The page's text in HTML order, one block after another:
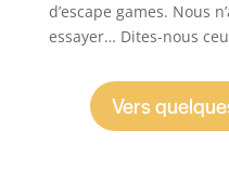
d’escape games. Nous
essayer… Dites-nous
Vers